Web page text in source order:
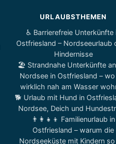
URLAUBSTHEMEN
♿ Barrierefreie Unterkünfte
Ostfriesland – Nordseeurlaub
Hindernisse
🏖️ Strandnahe Unterkünfte
Nordsee in Ostfriesland – wo
wirklich nah am Wasser
🐕 Urlaub mit Hund in
Nordsee, Deich und
👨‍👩‍👧‍👦 Familienurlaub in
Ostfriesland – warum die
Nordseeküste mit Kindern